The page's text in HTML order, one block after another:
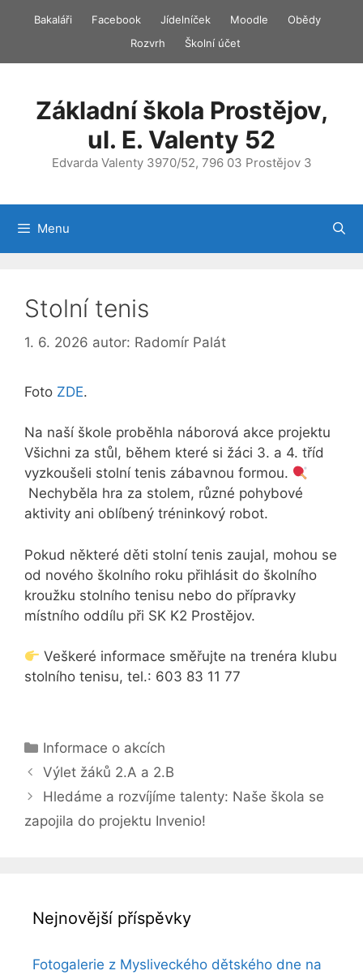
Bakaláři Facebook Jídelníček Moodle
Obědy
Rozvrh
Školní účet
Základní škola Prostějov,
ul. E. Valenty 52
Edvarda Valenty 3970/52, 796 03 Prostějov 3
Menu
Stolní tenis
1. 6. 2026 autor: Radomír Palát
Foto ZDE.
Na naší škole proběhla náborová akce projektu
Všichni za stůl, během které si žáci 3. a 4. tříd
vyzkoušeli stolní tenis zábavnou formou.
Nechyběla hra za stolem, různé pohybové
aktivity ani oblíbený tréninkový robot.
Pokud některé děti stolní tenis zaujal, mohou se
od nového školního roku přihlásit do školního
kroužku stolního tenisu nebo do přípravky
místního oddílu při SK K2 Prostějov.
Veškeré informace směřujte na trenéra klubu
stolního tenisu, tel.: 603 83 11 77
Rubriky
Informace o akcích
Výlet žáků 2.A a 2.B
Hledáme a rozvíjíme talenty: Naše škola se
zapojila do projektu Invenio!
Nejnovější příspěvky
Fotogalerie z Mysliveckého dětského dne na